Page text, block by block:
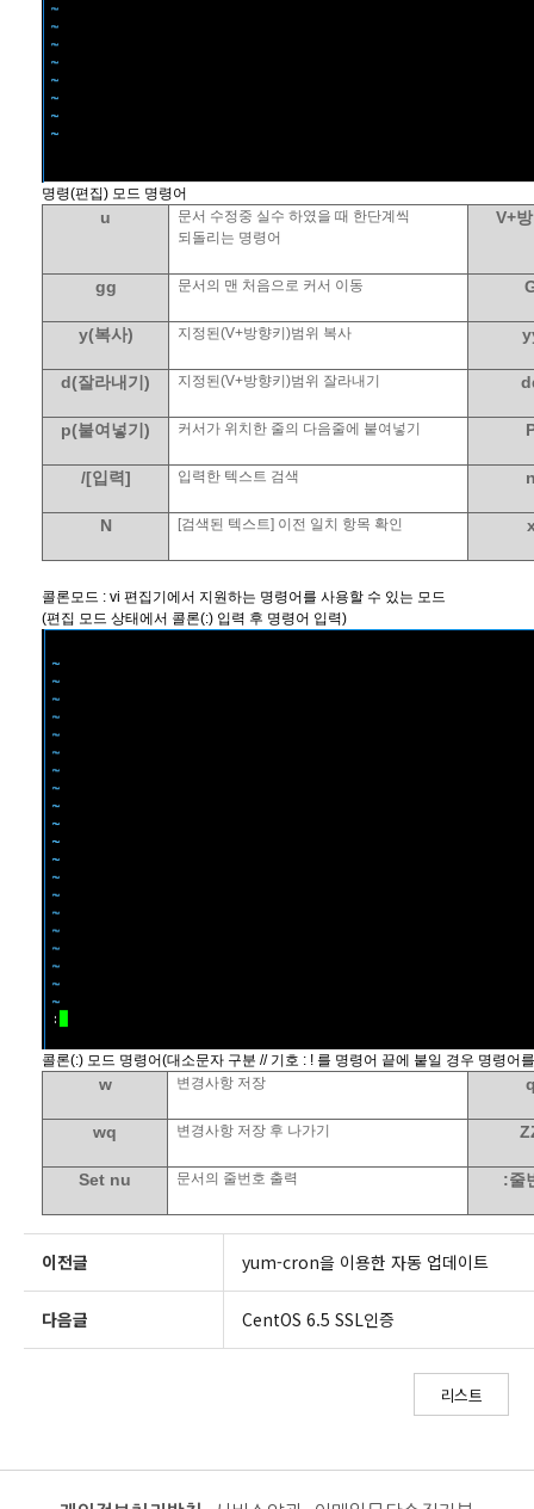
명령(편집) 모드 명령어
u
문서 수정중 실수 하였을 때 한단계씩
되돌리는 명령어
V+
gg 문서의 맨 처음으로 커서 이동
y(복사) 지정된(V+방향키)범위 복사
d(잘라내기 ) 지정된(V+방향키)범위 잘라내기
p(붙여넣기 ) 커서가 위치한 줄의 다음줄에 붙여넣기
/[입력] 입력한 텍스트 검색
N [검색된 텍스트] 이전 일치 항목 확인
콜론모드 : vi 편집기에서 지원하는 명령어를 사용할 수 있는 모드
(편집 모드 상태에서 콜론(:) 입력 후 명령어 입력)
콜론(:) 모드 명령어(대소문자 구분 // 기호 : ! 를 명령어 끝에 붙일 경우 명령어
w 변경사항 저장
wq 변경사항 저장 후 나가기
Set nu 문서의 줄번호 출력 :줄
이전글 yum-cron을 이용한 자동 업데이트
다음글 CentOS 6.5 SSL인증
리스트